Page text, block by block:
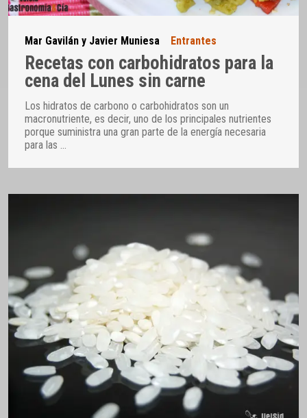
Mar Gavilán y Javier Muniesa Entrantes
Recetas con carbohidratos para la
cena del Lunes sin carne
Los hidratos de carbono o carbohidratos son un
macronutriente, es decir, uno de los principales nutrientes
porque suministra una gran parte de la energía necesaria
para las …